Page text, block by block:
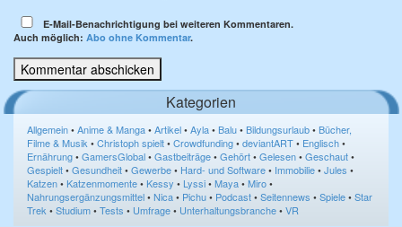
E-Mail-Benachrichtigung bei weiteren Kommentaren.
Auch möglich: Abo ohne Kommentar.
Kategorien
Allgemein•Anime & Manga•Artikel•Ayla•Balu•Bildungsurlaub•Bücher,
Filme & Musik •Christoph spielt•Crowdfunding•deviantART• Englisch•
Ernährung•GamersGlobal•Gastbeiträge•Gehört•Gelesen•Geschaut•
Gespielt•Gesundheit•Gewerbe• Hard- und Software• Immobilie•Jules •
Katzen•Katzenmomente•Kessy • Lyssi•Maya•Miro•
Nahrungsergänzungsmittel•Nica• Pichu• Podcast•Seitennews •Spiele•Star
Trek •Studium•Tests • Umfrage• Unterhaltungsbranche•VR